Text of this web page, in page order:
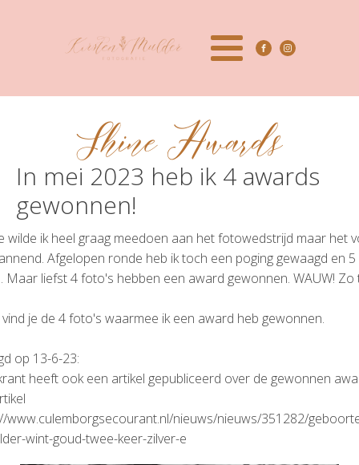
Shine Awards
In mei 2023 heb ik 4 awards
gewonnen!
wilde ik heel graag meedoen aan het fotowedstrijd maar het
Afgelopen ronde heb ik toch een poging gewaagd en
Maar liefst 4 foto's hebben een award gewonnen. WAUW! Zo
je de 4 foto's waarmee ik een award heb gewonnen.
op 13-6-23:
heeft ook een artikel gepubliceerd over de gewonnen
www.culemborgsecourant.nl/nieuws/nieuws/351282/
wint-goud-twee-keer-zilver-e